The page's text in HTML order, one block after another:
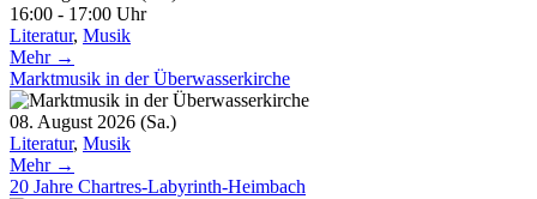
16:00 - 17:00 Uhr
Literatur, Musik
Mehr →
Marktmusik in der Überwasserkirche
08. August 2026 (Sa.)
Literatur, Musik
Mehr →
20 Jahre Chartres-Labyrinth-Heimbach